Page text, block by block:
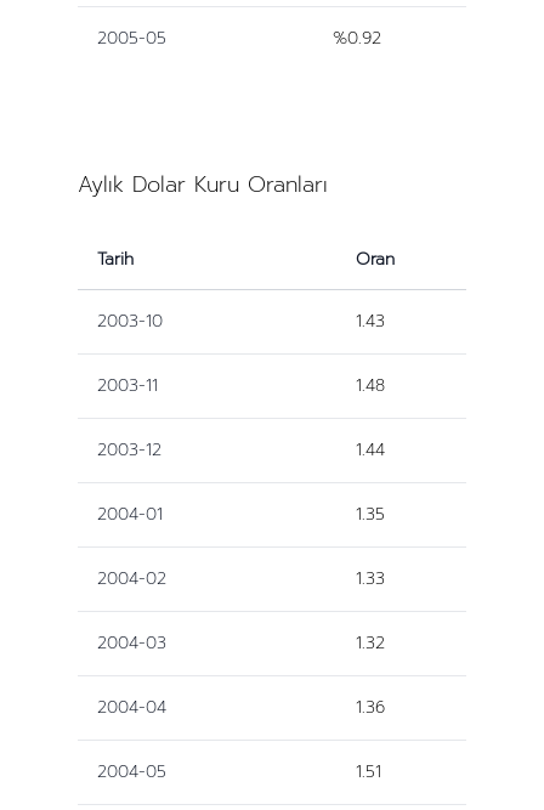
2005-05 %0.92
Aylık Dolar Kuru Oranları
Tarih Oran
2003-10 1.43
2003-11 1.48
2003-12 1.44
2004-01 1.35
2004-02 1.33
2004-03 1.32
2004-04 1.36
2004-05 1.51